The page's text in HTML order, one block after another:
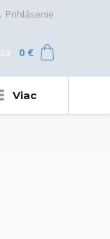
Prihlásenie
za 0 €
Viac